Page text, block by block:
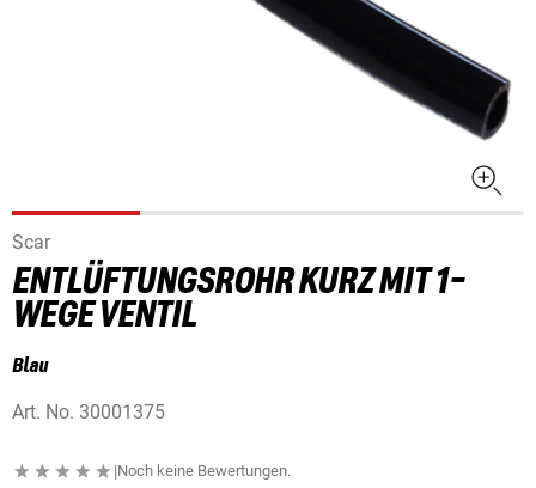
Scar
ENTLÜFTUNGSROHR KURZ MIT 1-
WEGE VENTIL
Blau
Art. No. 30001375
|Noch keine Bewertungen.